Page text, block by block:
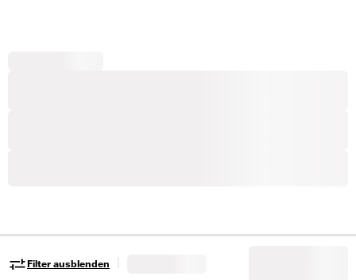
Filter ausblenden